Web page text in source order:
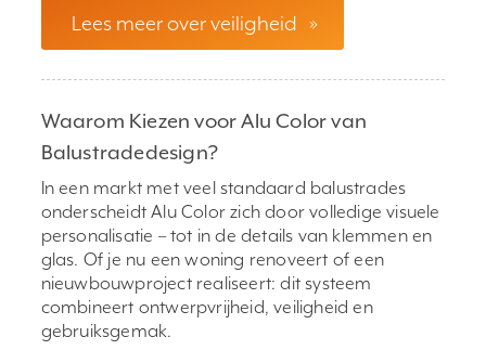
Lees meer over veiligheid »
Waarom Kiezen voor Alu Color van
Balustradedesign?
In een markt met veel standaard balustrades
onderscheidt Alu Color zich door volledige visuele
personalisatie – tot in de details van klemmen en
glas. Of je nu een woning renoveert of een
nieuwbouwproject realiseert: dit systeem
combineert ontwerpvrijheid, veiligheid en
gebruiksgemak.